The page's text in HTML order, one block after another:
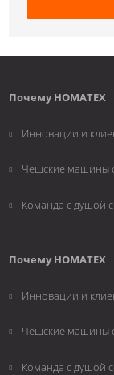
Почему НОМАТЕХ
Инновации и
Чешские машины
Команда с душой
Почему НОМАТЕХ
Инновации и
Чешские машины
Команда с душой